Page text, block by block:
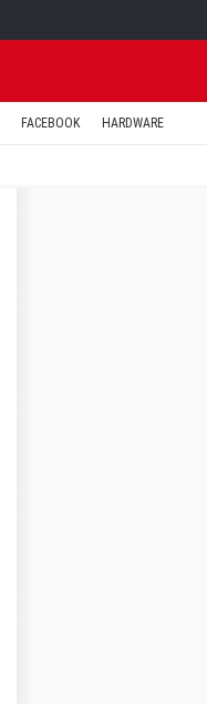
FACEBOOK HARDWARE